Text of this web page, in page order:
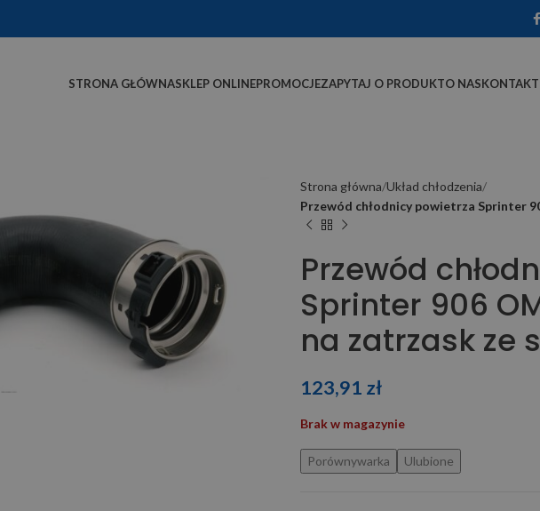
STRONA GŁÓWNASKLEP ONLINEPROMOCJEZAPYTAJ O PRODUKTO NASKONTAKT
Strona główna Układ chłodzenia
Przewód chłodnicy powietrza Sprinter
Przewód
Sprinter 906
na zatrzask ze
123,91 zł
Brak w magazynie
Porównywarka Ulubione